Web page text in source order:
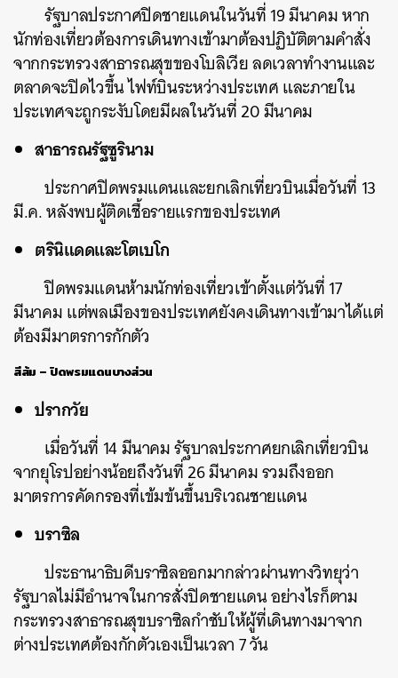
รัฐบาลประกาศปิดชายแดนในวันที่ 19 มีนาคม หาก
นักท่องเที่ยวต้องการเดินทางเข้ามาต้องปฏิบัติตามคำสั่ง
จากกระทรวงสาธารณสุขของโบลิเวีย ลดเวลาทำงานและ
ตลาดจะปิดไวขึ้น ไฟท์บินระหว่างประเทศ และภายใน
ประเทศจะถูกระงับโดยมีผลในวันที่ 20 มีนาคม
สาธารณรัฐซูรินาม
ประกาศปิดพรมแดนและยกเลิกเที่ยวบินเมื่อวันที่ 13
มี.ค. หลังพบผู้ติดเชื้อรายแรกของประเทศ
ตรินิแดดและโตเบโก
ปิดพรมแดนห้ามนักท่องเที่ยวเข้าตั้งแต่วันที่ 17
มีนาคม แต่พลเมืองของประเทศยังคงเดินทางเข้ามาได้แต่
ต้องมีมาตรการกักตัว
สีส้ม – ปิดพรมแดนบางส่วน
ปรากวัย
เมื่อวันที่ 14 มีนาคม รัฐบาลประกาศยกเลิกเที่ยวบิน
จากยุโรปอย่างน้อยถึงวันที่ 26 มีนาคม รวมถึงออก
มาตรการคัดกรองที่เข้มข้นขึ้นบริเวณชายแดน
บราซิล
ประธานาธิบดีบราซิลออกมากล่าวผ่านทางวิทยุว่า
รัฐบาลไม่มีอำนาจในการสั่งปิดชายแดน อย่างไรก็ตาม
กระทรวงสาธารณสุขบราซิลกำชับให้ผู้ที่เดินทางมาจาก
ต่างประเทศต้องกักตัวเองเป็นเวลา 7 วัน